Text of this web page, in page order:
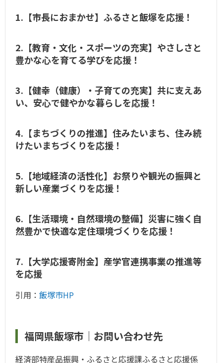
1.【市長におまかせ】ふるさと飯塚を応援！
2.【教育・文化・スポーツの充実】やさしさと
豊かな心を育てる学びを応援！
3.【健幸（健康）・子育ての充実】共に支えあ
い、安心で健やかな暮らしを応援！
4.【まちづくりの推進】住みたいまち、住み続
けたいまちづくりを応援！
5.【地域経済の活性化】お祭りや観光の振興と
新しい産業づくりを応援！
6.【生活環境・自然環境の整備】災害に強く自
然豊かで快適な定住環境づくりを応援！
7.【大学応援寄附金】産学官連携事業の推進等
を応援
引用： 飯塚市HP
福岡県飯塚市｜お問い合わせ先
経済部特産品振興・ふるさと応援課ふるさと応援係